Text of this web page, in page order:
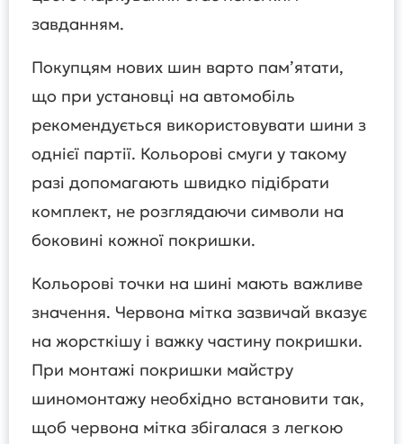
завданням.
Покупцям нових шин варто пам’ятати,
що при установці на автомобіль
рекомендується використовувати шини з
однієї партії. Кольорові смуги у такому
разі допомагають швидко підібрати
комплект, не розглядаючи символи на
боковині кожної покришки.
Кольорові точки на шині мають важливе
значення. Червона мітка зазвичай вказує
на жорсткішу і важку частину покришки.
При монтажі покришки майстру
шиномонтажу необхідно встановити так,
щоб червона мітка збігалася з легкою